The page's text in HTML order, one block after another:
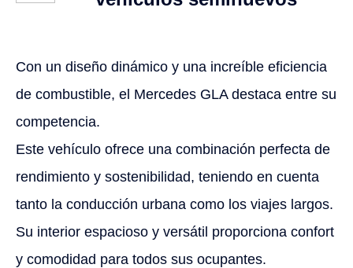
Con un diseño dinámico y una increíble eficiencia
de combustible, el Mercedes GLA destaca entre su
competencia.
Este vehículo ofrece una combinación perfecta de
rendimiento y sostenibilidad, teniendo en cuenta
tanto la conducción urbana como los viajes largos.
Su interior espacioso y versátil proporciona confort
y comodidad para todos sus ocupantes.